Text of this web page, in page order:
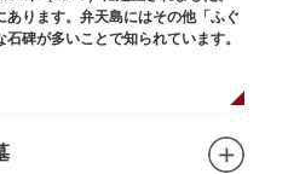
ります。弁天島にはその他「ふぐ
碑が多いことで知られています。